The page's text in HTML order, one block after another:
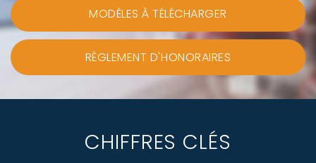
MODÈLES À TÉLÉCHARGER
RÈGLEMENT D'HONORAIRES
CHIFFRES CLÉS